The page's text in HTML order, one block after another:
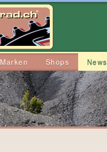
Marken Shops News